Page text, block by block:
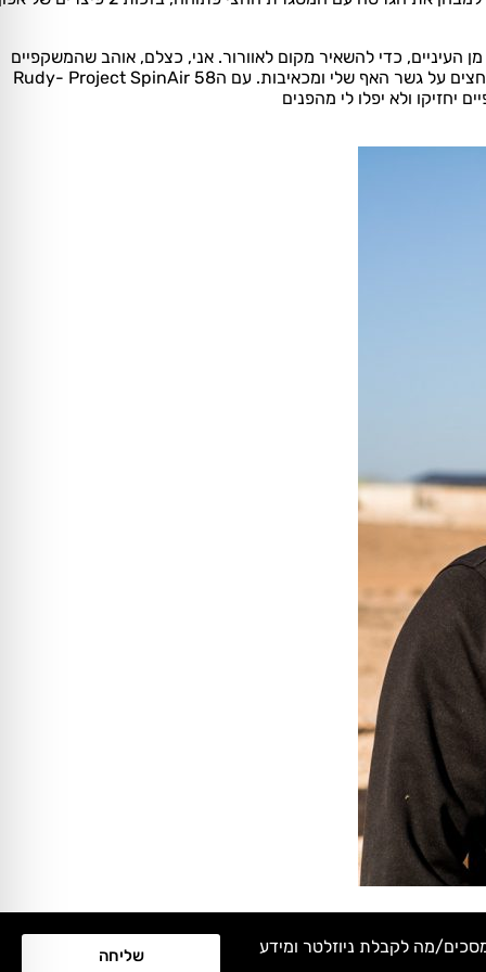
העיניים, כדי להשאיר מקום לאוורור. אני, כצלם, אוהב שהמשקפיים
יושבים צמוד לעיניים, ולא משאירים לי שטחים מתים ללא עדשות. כאשר אני מצמיד את המצלמה לעיניים, במשקפיים אחרים הייתי מרגיש אותם לוחצים על גשר האף שלי ומכאיבות. עם הRudy- Project SpinAir 58
יחזיקו ולא יפלו לי מהפנים
מה לקבלת ניוזלטר ומידע
שליחה